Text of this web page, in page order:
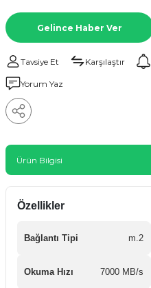
Gelince Haber Ver
Tavsiye Et Karşılaştır
Yorum Yaz
Ürün Bilgisi
Özellikler
Bağlantı Tipi m.2
Okuma Hızı 7000 MB/s